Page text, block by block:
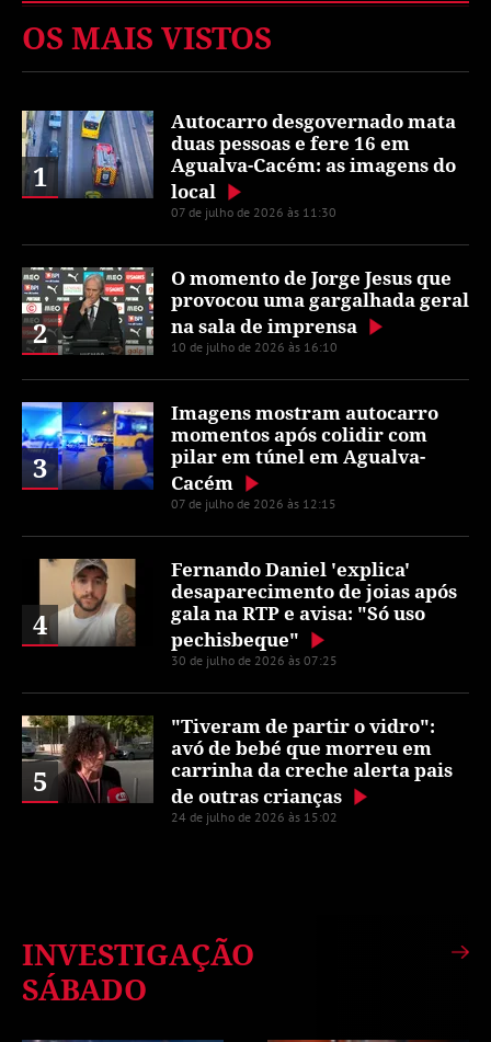
OS MAIS VISTOS
1
Autocarro desgovernado mata
duas pessoas e fere 16 em
Agualva-Cacém: as imagens do
local
07 de julho de 2026 às 11:30
2
O momento de Jorge Jesus que
provocou uma gargalhada geral
na sala de imprensa
10 de julho de 2026 às 16:10
3
Imagens mostram autocarro
momentos após colidir com
pilar em túnel em Agualva-
Cacém
07 de julho de 2026 às 12:15
4
Fernando Daniel 'explica'
desaparecimento de joias após
gala na RTP e avisa: "Só uso
pechisbeque"
30 de julho de 2026 às 07:25
5
"Tiveram de partir o vidro":
avó de bebé que morreu em
carrinha da creche alerta pais
de outras crianças
24 de julho de 2026 às 15:02
INVESTIGAÇÃO
SÁBADO